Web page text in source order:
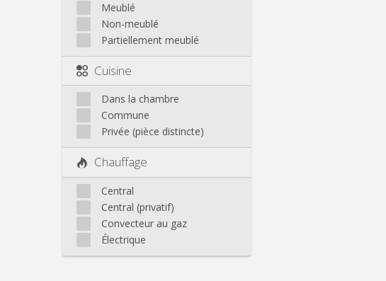
Meublé
Non-meublé
Partiellement meublé
Cuisine
Dans la chambre
Commune
Privée (pièce distincte)
Chauffage
Central
Central (privatif)
Convecteur au gaz
Électrique